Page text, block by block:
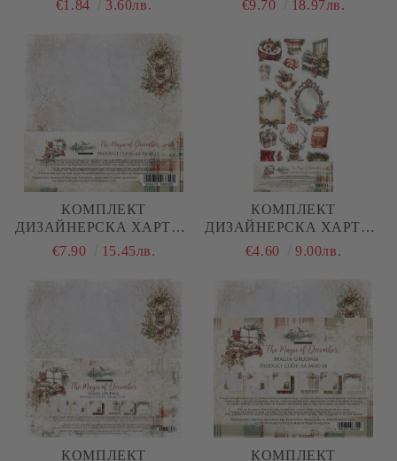
€1.84 3.60лв. €9.70 18.97лв.
КОМПЛЕКТ
ДИЗАЙНЕРСКА ХАРТИЯ
- THE MAGIC OF
€7.90 15.45лв.
КОМПЛЕКТ
ДИЗАЙНЕРСКА ХАРТИЯ
- THE MAGIC OF
€4.60 9.00лв.
КОМПЛЕКТ
КОМПЛЕКТ